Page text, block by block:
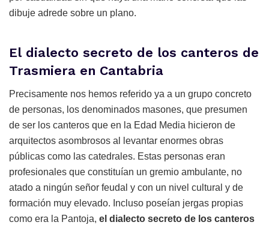
dibuje adrede sobre un plano.
El dialecto secreto de los canteros de
Trasmiera en Cantabria
Precisamente nos hemos referido ya a un grupo concreto
de personas, los denominados masones, que presumen
de ser los canteros que en la Edad Media hicieron de
arquitectos asombrosos al levantar enormes obras
públicas como las catedrales. Estas personas eran
profesionales que constituían un gremio ambulante, no
atado a ningún señor feudal y con un nivel cultural y de
formación muy elevado. Incluso poseían jergas propias
como era la Pantoja, el dialecto secreto de los canteros